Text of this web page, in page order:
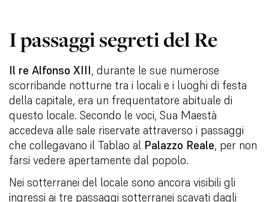
I passaggi segreti del Re
Il re Alfonso XIII, durante le sue numerose
scorribande notturne tra i locali e i luoghi di festa
della capitale, era un frequentatore abituale di
questo locale. Secondo le voci, Sua Maestà
accedeva alle sale riservate attraverso i passaggi
che collegavano il Tablao al Palazzo Reale, per non
farsi vedere apertamente dal popolo.
Nei sotterranei del locale sono ancora visibili gli
ingressi ai tre passaggi sotterranei scavati dagli